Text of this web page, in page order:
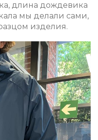
длина дождевика
мы делали сами,
изделия.